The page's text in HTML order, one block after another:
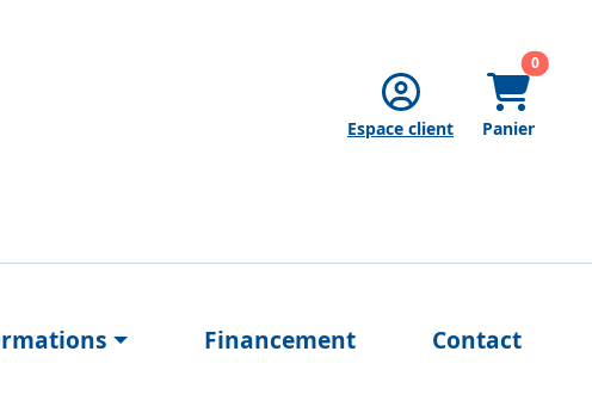
Espace client Panier
0articles
Financement Contact